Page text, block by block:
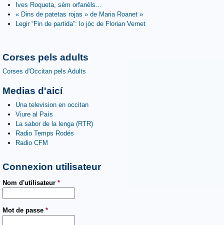
Ives Roqueta, sèm orfanèls...
« Dins de patetas rojas » de Maria Roanet »
Legir “Fin de partida”: lo jòc de Florian Vernet
Corses pels adults
Corses d'Occitan pels Adults
Medias d'aicí
Una television en occitan
Viure al País
La sabor de la lenga (RTR)
Radio Temps Rodés
Radio CFM
Connexion utilisateur
Nom d'utilisateur *
Mot de passe *